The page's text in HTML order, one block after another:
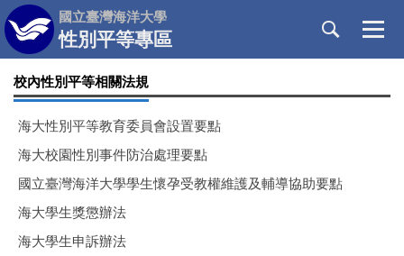
跳
到
主
要
內
區
國立臺灣海洋大學
性別平等專區
校內性別平等相關法規
海大性別平等教育委員會設置要點
海大校園性別事件防治處理要點
國立臺灣海洋大學學生懷孕受教權維護及輔導協助要點
海大學生獎懲辦法
海大學生申訴辦法